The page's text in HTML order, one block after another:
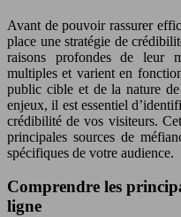
Avant de pouvoir rassurer
place une stratégie de
raisons profondes de leur
multiples et varient en
public cible et de la nature
enjeux, il est essentiel
crédibilité de vos visiteurs.
principales sources de
spécifiques de votre audience.
Comprendre les
ligne